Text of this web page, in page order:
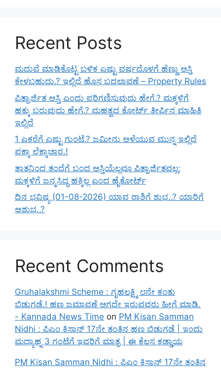
Recent Posts
ಮದುವೆ ಮಾಡಿಕೊಟ್ಟ ಬಳಿಕ ಎಷ್ಟು ವರ್ಷದೊಳಗೆ ಹೆಣ್ಣು ಆಸ್ತಿ
ಕೇಳಬಹುದು.? ಇಲ್ಲಿದೆ ಹೊಸ ಬದಲಾವಣೆ – Property Rules
ಪಿತ್ರಾರ್ಜಿತ ಆಸ್ತಿ ಎಂದು ಪರಿಗಣಿಸುವುದು ಹೇಗೆ.? ಮಕ್ಕಳಿಗೆ
ಹಕ್ಕು ಬರುವುದು ಹೇಗೆ.? ಮಹತ್ವದ ಕೋರ್ಟ್ ತೀರ್ಪಿನ ಮಾಹಿತಿ
ಇಲ್ಲಿದೆ
1 ಎಕರೆಗೆ ಎಷ್ಟು ಗುಂಟೆ.? ಜಮೀನು ಅಳೆಯುವ ಮುನ್ನ ಇಲ್ಲಿದೆ
ಪಕ್ಕಾ ಲೆಕ್ಕಾಚಾರ.!
ತಾತನಿಂದ ತಂದೆಗೆ ಬಂದ ಆಸ್ತಿಯೆಲ್ಲವೂ ಪಿತ್ರಾರ್ಜಿತವಲ್ಲ;
ಮಕ್ಕಳಿಗೆ ಜನ್ಮಸಿದ್ಧ ಹಕ್ಕಿಲ್ಲ ಎಂದ ಹೈಕೋರ್ಟ್
ದಿನ ಭವಿಷ್ಯ (01-08-2026) ಯಾವ ರಾಶಿಗೆ ಶುಭ..? ಯಾರಿಗೆ
ಅಶುಭ..?
Recent Comments
Gruhalakshmi Scheme : ಗೃಹಲಕ್ಷ್ಮಿ ೮ನೇ ಕಂತು
ಬಿಡುಗಡೆ.! ಹಣ ಜಮಾವಣೆ ಆಗದೇ ಇರುವವರು ಹೀಗೆ ಮಾಡಿ.
- Kannada News Time on PM Kisan Samman
Nidhi : ಪಿಎಂ ಕಿಸಾನ್ 17ನೇ ತಂತಿನ ಹಣ ಬಿಡುಗಡೆ | ಇಂದು
ಮಧ್ಯಾಹ್ನ 3 ಗಂಟೆಗೆ ಇವರಿಗೆ ಮಾತ್ರ | ಈ ಕೆಲಸ ಕಡ್ಡಾಯ
PM Kisan Samman Nidhi : ಪಿಎಂ ಕಿಸಾನ್ 17ನೇ ತಂತಿನ